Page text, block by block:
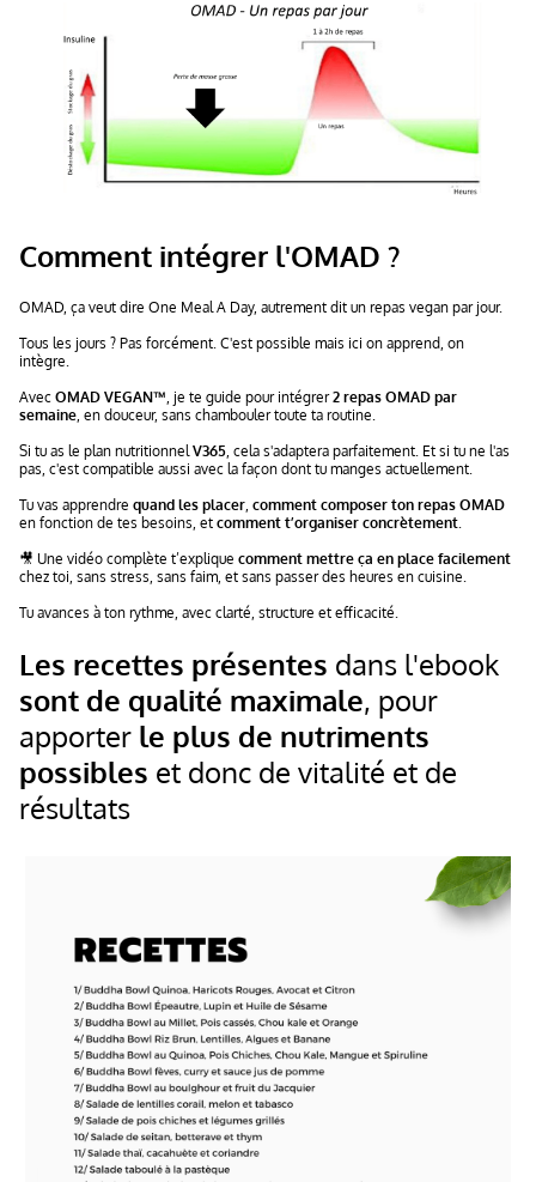
Comment intégrer l'OMAD ?
OMAD, ça veut dire One Meal A Day, autrement dit un repas vegan par jour.
Tous les jours ? Pas forcément. C'est possible mais ici on apprend, on
intègre.
Avec OMAD VEGAN™ , je te guide pour intégrer2 repas OMAD par
semaine , en douceur, sans chambouler toute ta routine.
Si tu as le plan nutritionnel V365 , cela s'adaptera parfaitement. Et si tu ne l'as
pas, c'est compatible aussi avec la façon dont tu manges actuellement.
Tu vas apprendre quand les placer comment composer ton repas OMAD
en fonction de tes besoins, et comment t’organiser concrètement
🎥 Une vidéo complète t’explique comment mettre ça en place facilement
chez toi, sans stress, sans faim, et sans passer des heures en cuisine.
Tu avances à ton rythme, avec clarté, structure et efficacité.
Les recettes présentes dans l'ebook
sont de qualité maximale, pour
apporter le plus de nutriments
possibles et donc de vitalité et de
résultats